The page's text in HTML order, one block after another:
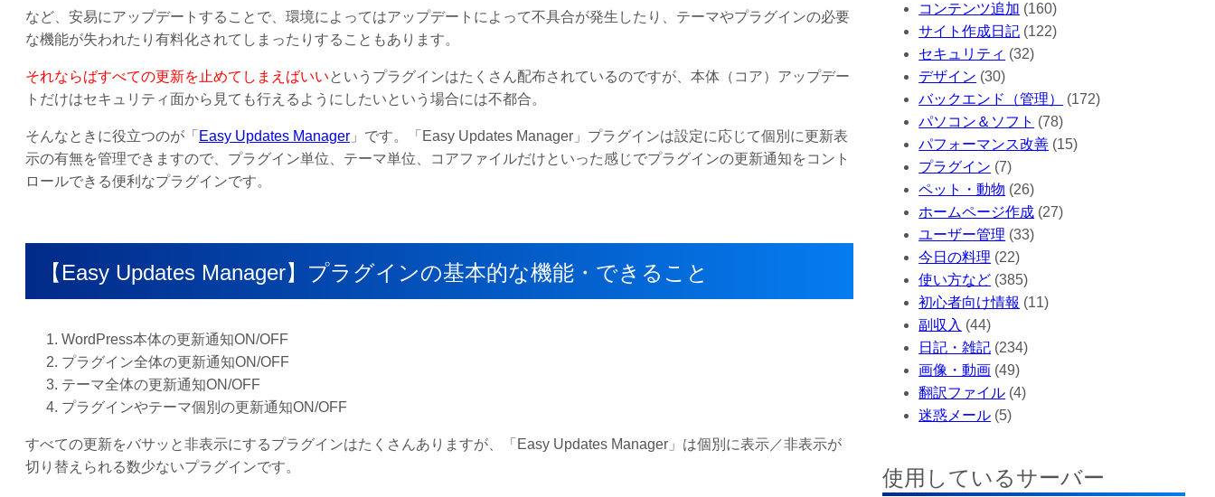
など、安易にアップデートすることで、環境によってはアップデートによって不具合が発生したり、テーマやプラグインの必要
な機能が失われたり有料化されてしまったりすることもあります。
それならばすべての更新を止めてしまえばいいというプラグインはたくさん配布されているのですが、本体（コア）アップデー
トだけはセキュリティ面から見ても行えるようにしたいという場合には不都合。
そんなときに役立つのが「 Easy Updates Manager 」です。「Easy Updates Manager」プラグインは設定に応じて個別に更新表
示の有無を管理できますので、プラグイン単位、テーマ単位、コアファイルだけといった感じでプラグインの更新通知をコント
ロールできる便利なプラグインです。
【Easy Updates Manager】プラグインの基本的な機能・できること
WordPress本体の更新通知ON/OFF
プラグイン全体の更新通知ON/OFF
テーマ全体の更新通知ON/OFF
プラグインやテーマ個別の更新通知ON/OFF
すべての更新をバサッと非表示にするプラグインはたくさんありますが、「Easy Updates Manager」は個別に表示／非表示が
切り替えられる数少ないプラグインです。
コンテンツ追加 (160)
サイト作成日記 (122)
セキュリティ (32)
デザイン (30)
バックエンド（管理）
(172)
パソコン＆ソフト (78)
パフォーマンス改善 (15)
プラグイン (7)
ペット・動物 (26)
ホームページ作成 (27)
ユーザー管理 (33)
今日の料理 (22)
使い方など (385)
初心者向け情報 (11)
副収入 (44)
日記・雑記 (234)
画像・動画 (49)
翻訳ファイル (4)
迷惑メール (5)
使用しているサーバー